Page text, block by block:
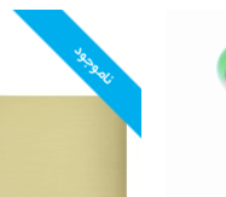
ناموجود